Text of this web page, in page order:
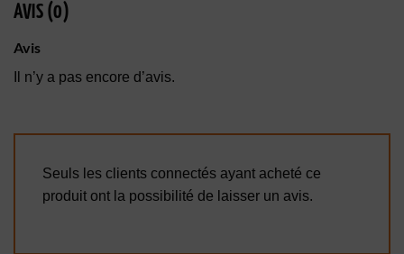
AVIS (0)
Avis
Il n’y a pas encore d’avis.
Seuls les clients connectés ayant acheté ce
produit ont la possibilité de laisser un avis.